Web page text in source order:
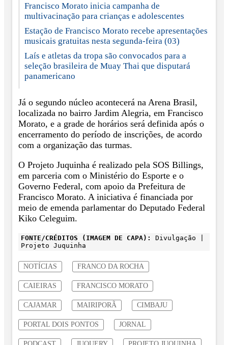
Francisco Morato inicia campanha de
multivacinação para crianças e adolescentes
Estação de Francisco Morato recebe apresentações
musicais gratuitas nesta segunda-feira (03)
Laís e atletas da tropa são convocados para a
seleção brasileira de Muay Thai que disputará
panamericano
Já o segundo núcleo acontecerá na Arena Brasil,
localizada no bairro Jardim Alegria, em Francisco
Morato, e a grade de horários será definida após o
encerramento do período de inscrições, de acordo
com a organização das turmas.
O Projeto Juquinha é realizado pela SOS Billings,
em parceria com o Ministério do Esporte e o
Governo Federal, com apoio da Prefeitura de
Francisco Morato. A iniciativa é financiada por
meio de emenda parlamentar do Deputado Federal
Kiko Celeguim.
FONTE/CRÉDITOS (IMAGEM DE CAPA):
Divulgação |
Projeto Juquinha
NOTÍCIAS FRANCO DA ROCHA
CAIEIRAS FRANCISCO MORATO
CAJAMAR MAIRIPORÃ CIMBAJU
PORTAL DOIS PONTOS JORNAL
PODCAST JUQUERY PROJETO JUQUINHA